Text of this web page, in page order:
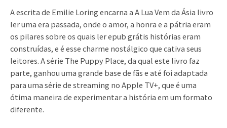
A escrita de Emilie Loring encarna a A Lua Vem da Ásia livro
ler uma era passada, onde o amor, a honra e a pátria eram
os pilares sobre os quais ler epub grátis histórias eram
construídas, e é esse charme nostálgico que cativa seus
leitores. A série The Puppy Place, da qual este livro faz
parte, ganhou uma grande base de fãs e até foi adaptada
para uma série de streaming no Apple TV+, que é uma
ótima maneira de experimentar a história em um formato
diferente.